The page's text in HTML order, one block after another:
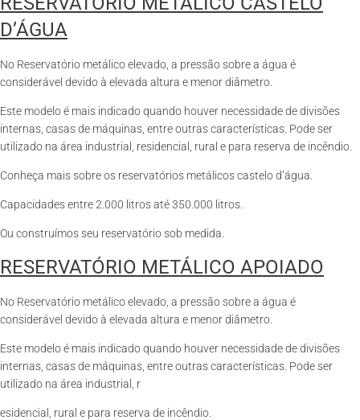
D’ÁGUA
No Reservatório metálico elevado, a pressão sobre a água é
considerável devido à elevada altura e menor diâmetro.
Este modelo é mais indicado quando houver necessidade de divisões
internas, casas de máquinas, entre outras características. Pode ser
utilizado na área industrial, residencial, rural e para reserva de incêndio.
Conheça mais sobre os reservatórios metálicos castelo d’água.
Capacidades entre 2.000 litros até 350.000 litros.
Ou construímos seu reservatório sob medida.
RESERVATÓRIO METÁLICO APOIADO
No Reservatório metálico elevado, a pressão sobre a água é
considerável devido à elevada altura e menor diâmetro.
Este modelo é mais indicado quando houver necessidade de divisões
internas, casas de máquinas, entre outras características. Pode ser
utilizado na área industrial, r
esidencial, rural e para reserva de incêndio.